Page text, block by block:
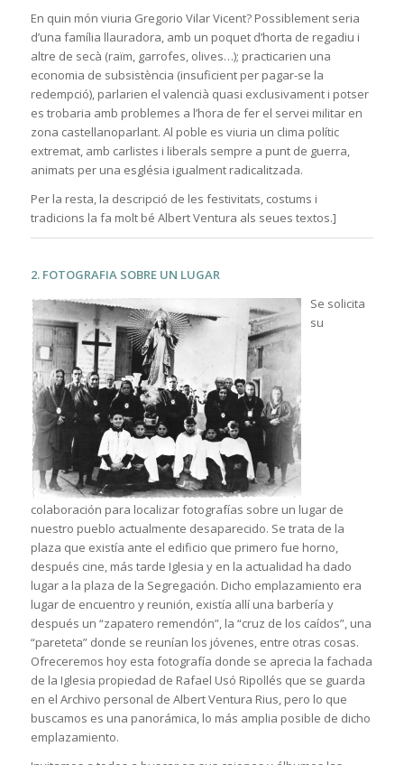
En quin món viuria Gregorio Vilar Vicent? Possiblement seria
d’una família llauradora, amb un poquet d’horta de regadiu i
altre de secà (raïm, garrofes, olives…); practicarien una
economia de subsistència (insuficient per pagar-se la
redempció), parlarien el valencià quasi exclusivament i potser
es trobaria amb problemes a l’hora de fer el servei militar en
zona castellanoparlant. Al poble es viuria un clima polític
extremat, amb carlistes i liberals sempre a punt de guerra,
animats per una església igualment radicalitzada.
Per la resta, la descripció de les festivitats, costums i
tradicions la fa molt bé Albert Ventura als seues textos.]
2. FOTOGRAFIA SOBRE UN LUGAR
Se solicita
su
colaboración para localizar fotografías sobre un lugar de
nuestro pueblo actualmente desaparecido. Se trata de la
plaza que existía ante el edificio que primero fue horno,
después cine, más tarde Iglesia y en la actualidad ha dado
lugar a la plaza de la Segregación. Dicho emplazamiento era
lugar de encuentro y reunión, existía allí una barbería y
después un “zapatero remendón”, la “cruz de los caídos”, una
“pareteta” donde se reunían los jóvenes, entre otras cosas.
Ofreceremos hoy esta fotografía donde se aprecia la fachada
de la Iglesia propiedad de Rafael Usó Ripollés que se guarda
en el Archivo personal de Albert Ventura Rius, pero lo que
buscamos es una panorámica, lo más amplia posible de dicho
emplazamiento.